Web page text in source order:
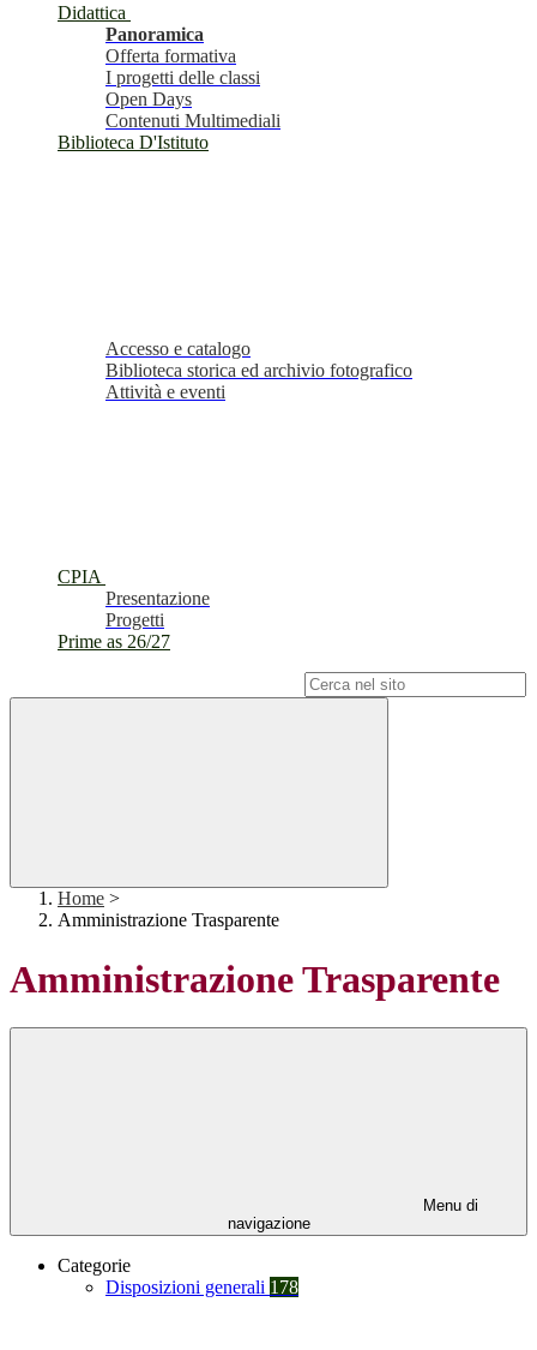
Didattica
Panoramica
Offerta formativa
I progetti delle classi
Open Days
Contenuti Multimediali
Biblioteca D'Istituto
Accesso e catalogo
Biblioteca storica ed archivio fotografico
Attività e eventi
CPIA
Presentazione
Progetti
Prime as 26/27
Home >
Amministrazione Trasparente
Amministrazione Trasparente
Menu di
navigazione
Categorie
Disposizioni generali 178